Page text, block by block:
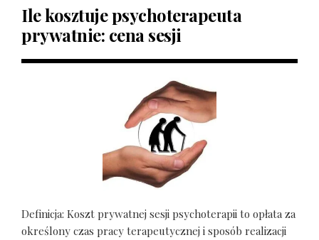
Ile kosztuje psychoterapeuta
prywatnie: cena sesji
Definicja: Koszt prywatnej sesji psychoterapii to opłata za
określony czas pracy terapeutycznej i sposób realizacji